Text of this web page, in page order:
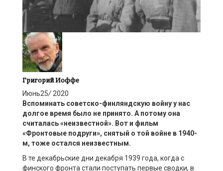
Григорий Иоффе
Июнь25/ 2020
Вспоминать советско-финляндскую войну у нас
долгое время было не принято. А потому она
считалась «неизвестной». Вот и фильм
«Фронтовые подруги», снятый о той войне в 1940-
м, тоже остался неизвестным.
В те декабрьские дни декабря 1939 года, когда с
финского фронта стали поступать первые сводки, в